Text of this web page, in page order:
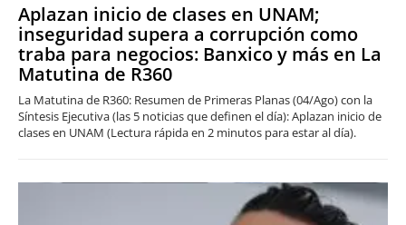
Aplazan inicio de clases en UNAM;
inseguridad supera a corrupción como
traba para negocios: Banxico y más en La
Matutina de R360
La Matutina de R360: Resumen de Primeras Planas (04/Ago) con la
Síntesis Ejecutiva (las 5 noticias que definen el día): Aplazan inicio de
clases en UNAM (Lectura rápida en 2 minutos para estar al día).